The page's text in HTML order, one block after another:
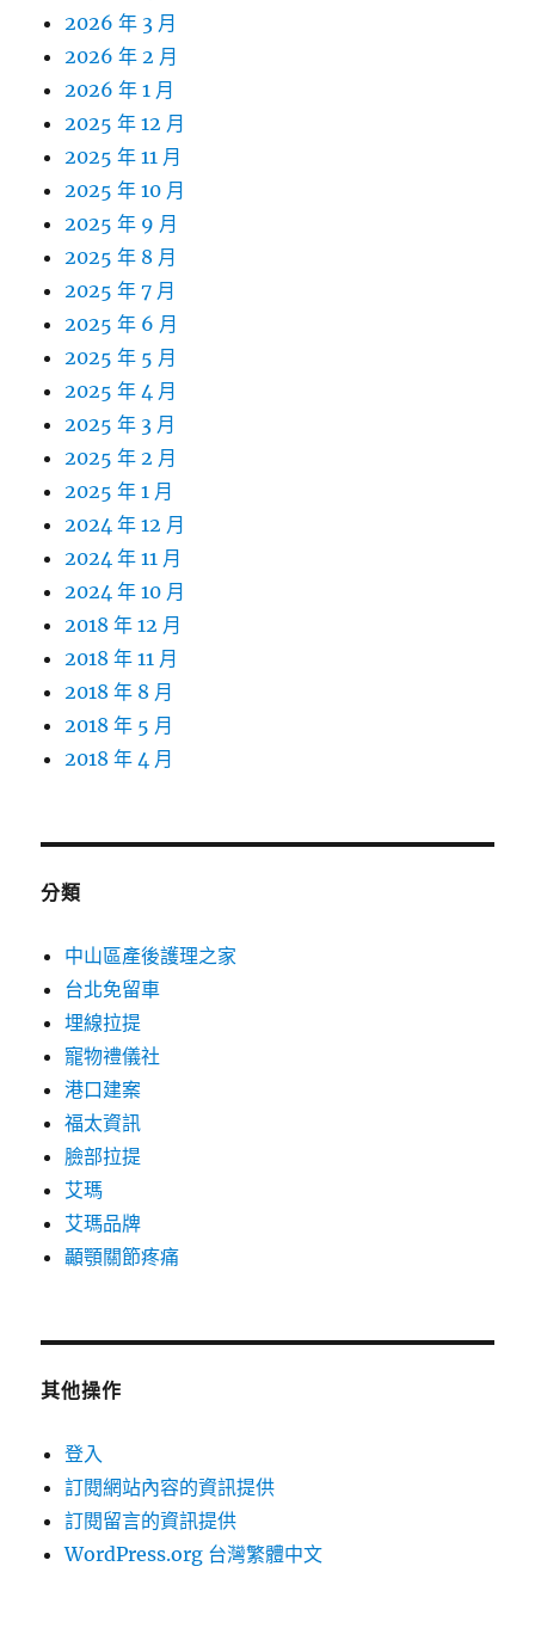
2026 年 3 月
2026 年 2 月
2026 年 1 月
2025 年 12 月
2025 年 11 月
2025 年 10 月
2025 年 9 月
2025 年 8 月
2025 年 7 月
2025 年 6 月
2025 年 5 月
2025 年 4 月
2025 年 3 月
2025 年 2 月
2025 年 1 月
2024 年 12 月
2024 年 11 月
2024 年 10 月
2018 年 12 月
2018 年 11 月
2018 年 8 月
2018 年 5 月
2018 年 4 月
分類
中山區產後護理之家
台北免留車
埋線拉提
寵物禮儀社
港口建案
福太資訊
臉部拉提
艾瑪
艾瑪品牌
顳顎關節疼痛
其他操作
登入
訂閱網站內容的資訊提供
訂閱留言的資訊提供
WordPress.org 台灣繁體中文